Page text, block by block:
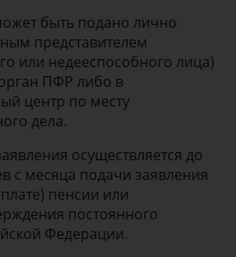
быть подано лично
представителем
или недееспособного лица)
ПФР либо в
центр по месту
дела.
осуществляется до
с месяца подачи заявления
пенсии или
постоянного
Федерации.